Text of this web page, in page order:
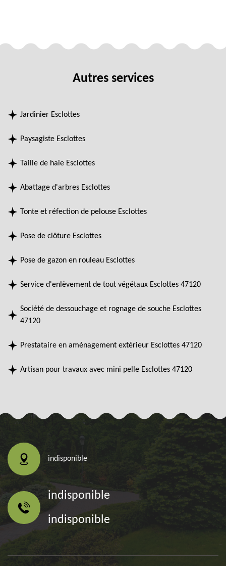
Autres services
Jardinier Esclottes
Paysagiste Esclottes
Taille de haie Esclottes
Abattage d'arbres Esclottes
Tonte et réfection de pelouse Esclottes
Pose de clôture Esclottes
Pose de gazon en rouleau Esclottes
Service d'enlèvement de tout végétaux Esclottes 47120
Société de dessouchage et rognage de souche Esclottes
47120
Prestataire en aménagement extérieur Esclottes 47120
Artisan pour travaux avec mini pelle Esclottes 47120
indisponible
indisponible
indisponible